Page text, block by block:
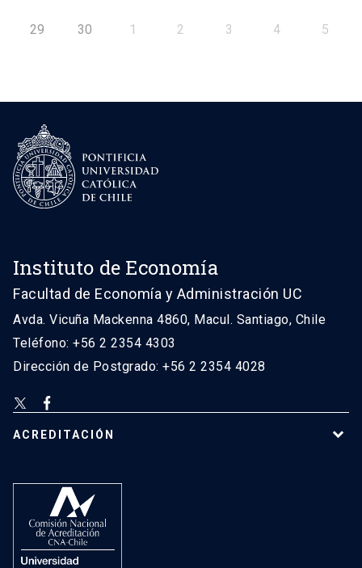
29 30 1 2 3 4 5
Instituto de Economía
Facultad de Economía y Administración UC
Avda. Vicuña Mackenna 4860, Macul. Santiago, Chile
Teléfono: +56 2 2354 4303
Dirección de Postgrado: +56 2 2354 4028
ACREDITACIÓN